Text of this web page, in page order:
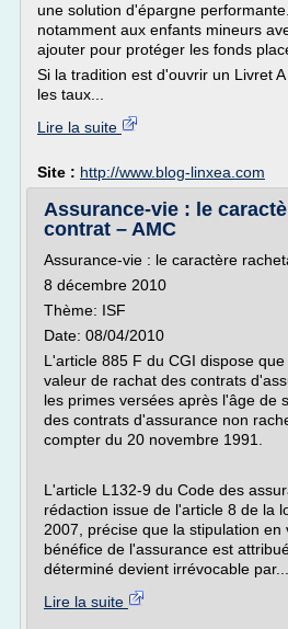
une solution d'épargne
notamment aux enfants mineurs
ajouter pour protéger les fonds
Si la tradition est d'ouvrir un Livret
les taux...
Lire la suite
Site : http://www.blog-linxea.com
Assurance-vie : le
contrat – AMC
Assurance-vie : le caractère
8 décembre 2010
Thème: ISF
Date: 08/04/2010
L'article 885 F du CGI dispose
valeur de rachat des contrats
les primes versées après l'âge de
des contrats d'assurance non
compter du 20 novembre 1991.
L'article L132-9 du Code des
rédaction issue de l'article 8 de la
2007, précise que la stipulation en
bénéfice de l'assurance est
déterminé devient irrévocable par...
Lire la suite